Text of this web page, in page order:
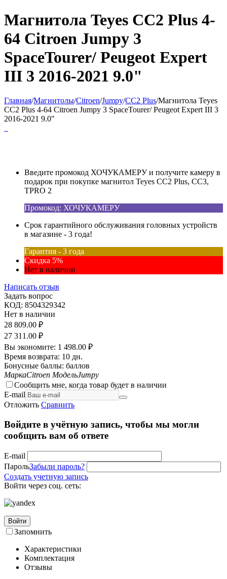
Магнитола Teyes CC2 Plus 4-
64 Citroen Jumpy 3
SpaceTourer/ Peugeot Expert
III 3 2016-2021 9.0"
Главная/Магнитолы/Citroen/Jumpy/CC2 Plus/Магнитола Teyes
CC2 Plus 4-64 Citroen Jumpy 3 SpaceTourer/ Peugeot Expert III 3
2016-2021 9.0"
Введите промокод ХОЧУКАМЕРУ и получите камеру в
подарок при покупке магнитол Teyes CC2 Plus, CC3,
TPRO 2
Промокод: ХОЧУКАМЕРУ
Срок гарантийного обслуживания головных устройств
в магазине - 3 года!
Гарантия - 3 года
Скидка 5%
Нет в наличии
Написать отзыв
Задать вопрос
КОД: 8504329342
Нет в наличии
28 809.00 ₽
27 311.00 ₽
Вы экономите: 1 498.00 ₽
Время возврата: 10 дн.
Бонусные баллы: баллов
МаркаCitroen МодельJumpy
Сообщить мне, когда товар будет в наличии
E-mail
Отложить Сравнить
Войдите в учётную запись, чтобы мы могли
сообщить вам об ответе
E-mail
ПарольЗабыли пароль?
Создать учетную запись
Войти через соц. сеть:
Войти
Запомнить
Характеристики
Комплектация
Отзывы